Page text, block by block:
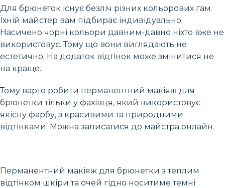
Для брюнеток існує безліч різних кольорових гам.
Їхній майстер вам підбирає індивідуально.
Насичено чорні кольори давним-давно ніхто вже не
використовує. Тому що вони виглядають не
естетично. На додаток відтінок може змінитися не
на краще.
Тому варто робити перманентний макіяж для
брюнетки тільки у фахівця, який використовує
якісну фарбу, з красивими та природними
відтінками. Можна записатися до майстра онлайн.
Перманентний макіяж для брюнетки з теплим
відтінком шкіри та очей гідно носитиме темні